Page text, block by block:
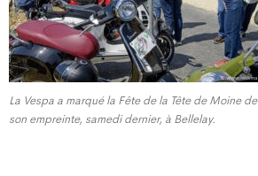
La Vespa a marqué la Fête de la Tête de Moine de
son empreinte, samedi dernier, à Bellelay.